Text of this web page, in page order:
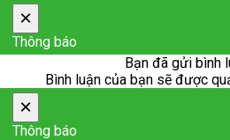
×
Thông báo
Bạn đã gửi bình
Bình luận của bạn sẽ được
×
Thông báo